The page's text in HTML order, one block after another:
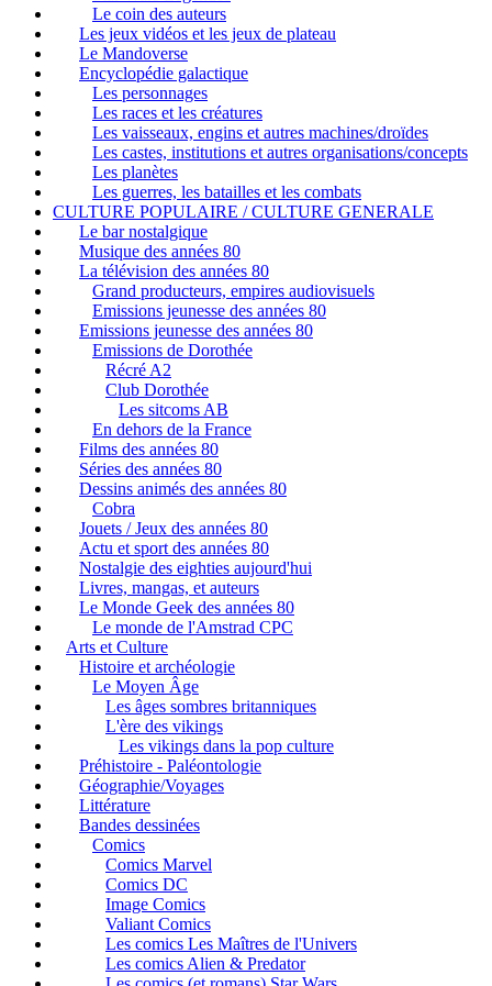
Le coin des auteurs
Les jeux vidéos et les jeux de plateau
Le Mandoverse
Encyclopédie galactique
Les personnages
Les races et les créatures
Les vaisseaux, engins et autres machines/droïdes
Les castes, institutions et autres organisations/concepts
Les planètes
Les guerres, les batailles et les combats
CULTURE POPULAIRE / CULTURE GENERALE
Le bar nostalgique
Musique des années 80
La télévision des années 80
Grand producteurs, empires audiovisuels
Emissions jeunesse des années 80
Emissions jeunesse des années 80
Emissions de Dorothée
Récré A2
Club Dorothée
Les sitcoms AB
En dehors de la France
Films des années 80
Séries des années 80
Dessins animés des années 80
Cobra
Jouets / Jeux des années 80
Actu et sport des années 80
Nostalgie des eighties aujourd'hui
Livres, mangas, et auteurs
Le Monde Geek des années 80
Le monde de l'Amstrad CPC
Arts et Culture
Histoire et archéologie
Le Moyen Âge
Les âges sombres britanniques
L'ère des vikings
Les vikings dans la pop culture
Préhistoire - Paléontologie
Géographie/Voyages
Littérature
Bandes dessinées
Comics
Comics Marvel
Comics DC
Image Comics
Valiant Comics
Les comics Les Maîtres de l'Univers
Les comics Alien & Predator